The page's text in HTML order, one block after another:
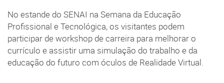
No estande do SENAI na Semana da Educação
Profissional e Tecnológica, os visitantes podem
participar de workshop de carreira para melhorar o
currículo e assistir uma simulação do trabalho e da
educação do futuro com óculos de Realidade Virtual.